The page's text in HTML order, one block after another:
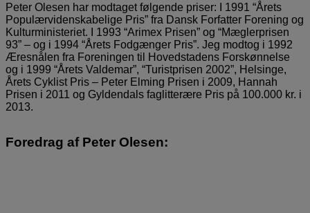
Peter Olesen har modtaget følgende priser: I 1991 “Årets
Populærvidenskabelige Pris” fra Dansk Forfatter Forening og
Kulturministeriet. I 1993 “Arimex Prisen” og “Mæglerprisen
93” – og i 1994 “Årets Fod­gænger Pri­s”. Jeg modtog i 1992
Æresnålen fra Foreningen til Hovedstadens For­skønnelse
og i 1999 “Årets Valdemar”, “Turistprisen 2002”, Helsinge,
Årets Cyklist Pris – Peter Elming Prisen i 2009, Hannah
Prisen i 2011 og Gyldendals faglitterære Pris på 100.000 kr. i
2013.
Foredrag af Peter Olesen: